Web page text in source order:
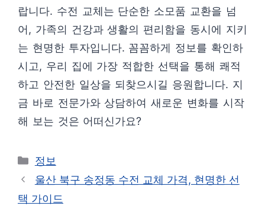
랍니다. 수전 교체는 단순한 소모품 교환을 넘
어, 가족의 건강과 생활의 편리함을 동시에 지키
는 현명한 투자입니다. 꼼꼼하게 정보를 확인하
시고, 우리 집에 가장 적합한 선택을 통해 쾌적
하고 안전한 일상을 되찾으시길 응원합니다. 지
금 바로 전문가와 상담하여 새로운 변화를 시작
해 보는 것은 어떠신가요?
카
테
정보
울산 북구 송정동 수전 교체 가격, 현명한 선
택 가이드